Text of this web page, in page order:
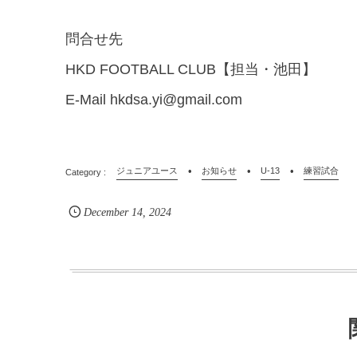
問合せ先
HKD FOOTBALL CLUB【担当・池田】
E-Mail hkdsa.yi@gmail.com
ジュニアユース お知らせ U-13 練習試合
December 14,2024